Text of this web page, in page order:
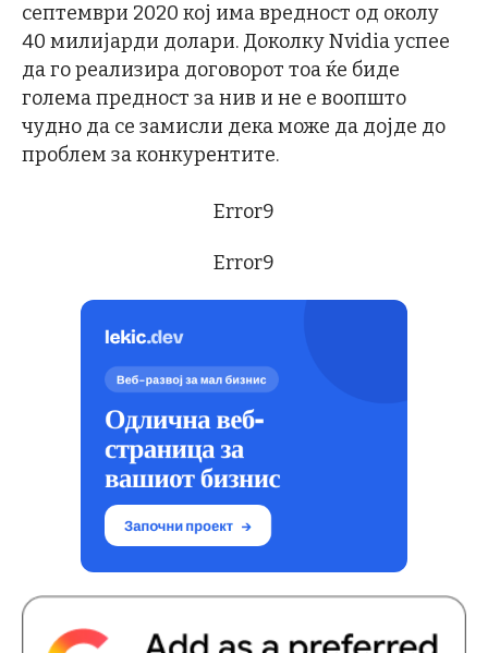
септември 2020 кој има вредност од околу
40 милијарди долари. Доколку Nvidia успее
да го реализира договорот тоа ќе биде
голема предност за нив и не е воопшто
чудно да се замисли дека може да дојде до
проблем за конкурентите.
Error9
Error9